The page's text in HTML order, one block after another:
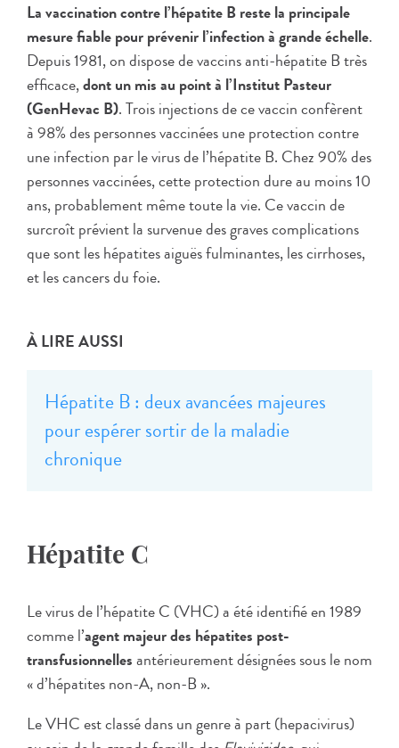
La vaccination contre l’hépatite B reste la principale
mesure fiable pour prévenir l’infection à grande échelle.
Depuis 1981, on dispose de vaccins anti-hépatite B très
efficace,dont un mis au point à l’Institut Pasteur
(GenHevac B). Trois injections de ce vaccin confèrent
à 98% des personnes vaccinées une protection contre
une infection par le virus de l’hépatite B. Chez 90% des
personnes vaccinées, cette protection dure au moins 10
ans, probablement même toute la vie. Ce vaccin de
surcroît prévient la survenue des graves complications
que sont les hépatites aiguës fulminantes, les cirrhoses,
et les cancers du foie.
À LIRE AUSSI
Hépatite B : deux avancées majeures
pour espérer sortir de la maladie
chronique
Hépatite C
Le virus de l’hépatite C (VHC) a été identifié en 1989
comme l’agent majeur des hépatites post-
transfusionnellesantérieurement désignées sous le nom
« d’hépatites non-A, non-B ».
Le VHC est classé dans un genre à part (hepacivirus)